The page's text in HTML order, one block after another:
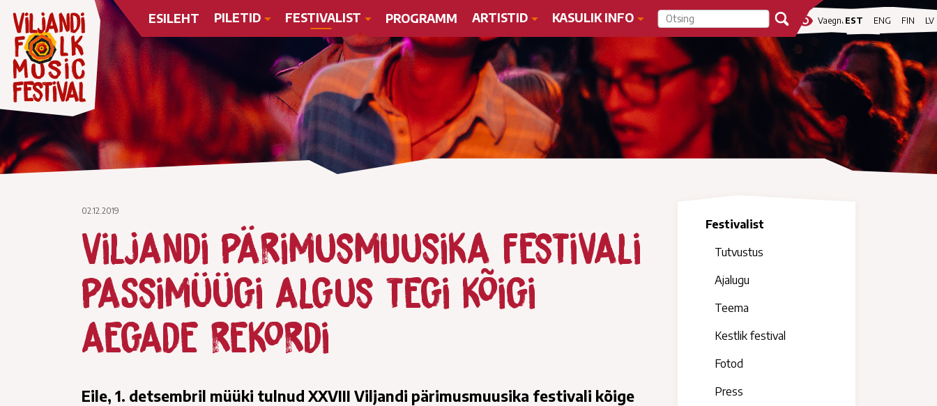
visibility Vaegnägijale
EST ENG FIN LV
ESILEHT PILETID FESTIVALIST PROGRAMM ARTISTID KASULIK INFO
02.12.2019
Viljandi pärimusmuusika festivali
passimüügi algus tegi kõigi
aegade rekordi
Eile, 1. detsembril müüki tulnud XXVIII Viljandi pärimusmuusika festivali kõige
Festivalist
Tutvustus
Ajalugu
Teema
Kestlik festival
Fotod
Press